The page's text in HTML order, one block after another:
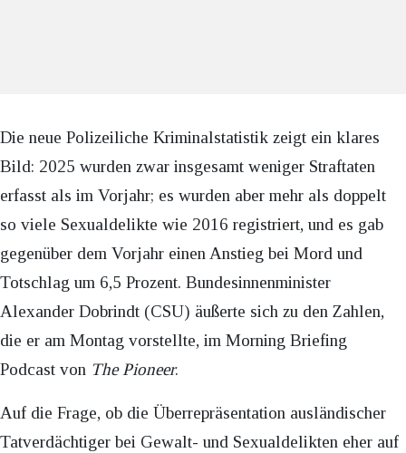
Die neue Polizeiliche Kriminalstatistik zeigt ein klares
Bild: 2025 wurden zwar insgesamt weniger Straftaten
erfasst als im Vorjahr; es wurden aber mehr als doppelt
so viele Sexualdelikte wie 2016 registriert, und es gab
gegenüber dem Vorjahr einen Anstieg bei Mord und
Totschlag um 6,5 Prozent. Bundesinnenminister
Alexander Dobrindt (CSU) äußerte sich zu den Zahlen,
die er am Montag vorstellte, im Morning Briefing
Podcast von The Pioneer.
Auf die Frage, ob die Überrepräsentation ausländischer
Tatverdächtiger bei Gewalt- und Sexualdelikten eher auf